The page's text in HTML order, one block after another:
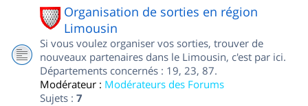
Organisation de sorties en région
Limousin
Si vous voulez organiser vos sorties, trouver de
nouveaux partenaires dans le Limousin, c'est par ici.
Départements concernés : 19, 23, 87.
Modérateur : Modérateurs des Forums
Sujets : 7